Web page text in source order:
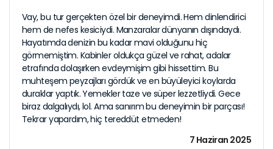
Vay, bu tur gerçekten özel bir deneyimdi. Hem dinlendirici
hem de nefes kesiciydi. Manzaralar dünyanın dışındaydı.
Hayatımda denizin bu kadar mavi olduğunu hiç
görmemiştim. Kabinler oldukça güzel ve rahat, adalar
etrafında dolaşırken evdeymişim gibi hissettim. Bu
muhteşem peyzajları gördük ve en büyüleyici koylarda
duraklar yaptık. Yemekler taze ve süper lezzetliydi. Gece
biraz dalgalıydı, lol. Ama sanırım bu deneyimin bir parçası!
Tekrar yapardım, hiç tereddüt etmeden!
7 Haziran 2025